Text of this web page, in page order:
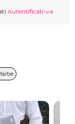
Autentificati-va